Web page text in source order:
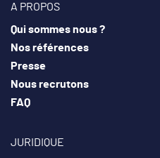
A PROPOS
Qui sommes nous ?
Nos références
Presse
Nous recrutons
FAQ
JURIDIQUE